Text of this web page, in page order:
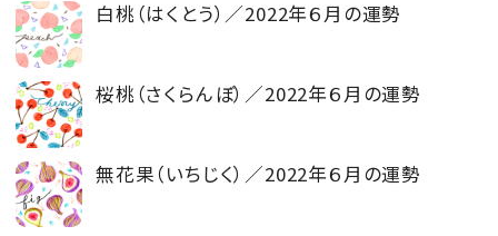
白桃（はくとう）／2022年６月の運勢
桜桃（さくらんぼ）／2022年６月の運勢
無花果（いちじく）／2022年６月の運勢